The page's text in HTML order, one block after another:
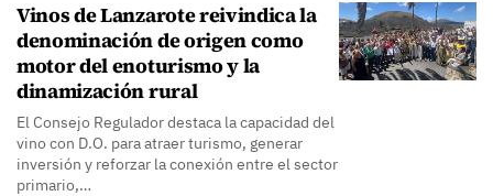
Vinos de Lanzarote reivindica la
denominación de origen como
motor del enoturismo y la
dinamización rural
El Consejo Regulador destaca la capacidad del
vino con D.O. para atraer turismo, generar
inversión y reforzar la conexión entre el sector
primario,…